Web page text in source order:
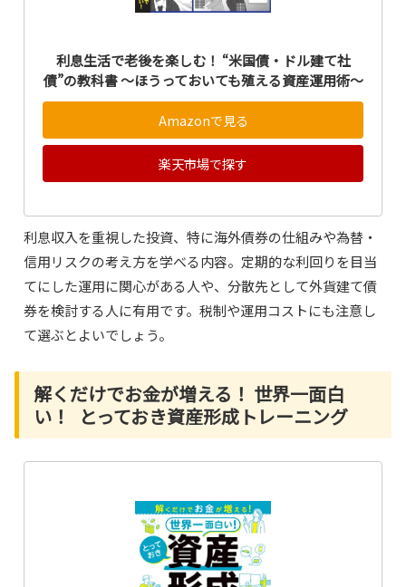
利息生活で老後を楽しむ！ “米国債・ドル建て社
債”の教科書 ～ほうっておいても殖える資産運用術～
Amazonで見る
楽天市場で探す
利息収入を重視した投資、特に海外債券の仕組みや為替・
信用リスクの考え方を学べる内容。定期的な利回りを目当
てにした運用に関心がある人や、分散先として外貨建て債
券を検討する人に有用です。税制や運用コストにも注意し
て選ぶとよいでしょう。
解くだけでお金が増える！ 世界一面白
い！ とっておき資産形成トレーニング